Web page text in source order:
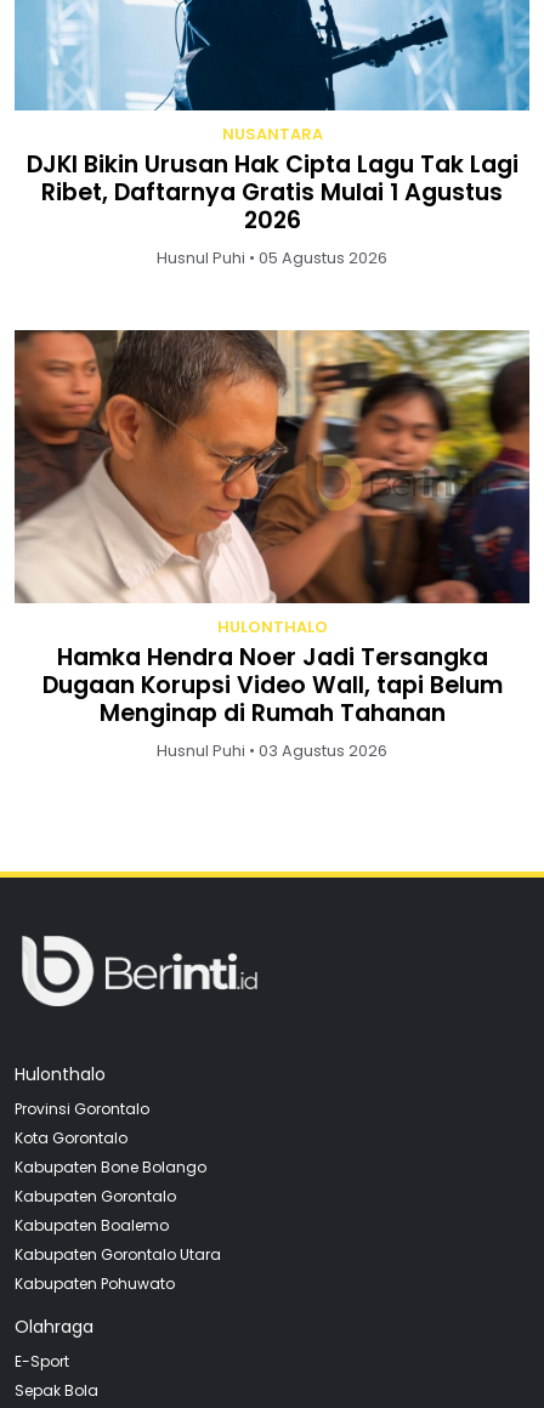
NUSANTARA
DJKI Bikin Urusan Hak Cipta Lagu Tak Lagi
Ribet, Daftarnya Gratis Mulai 1 Agustus
2026
Husnul Puhi • 05 Agustus 2026
HULONTHALO
Hamka Hendra Noer Jadi Tersangka
Dugaan Korupsi Video Wall, tapi Belum
Menginap di Rumah Tahanan
Husnul Puhi • 03 Agustus 2026
Hulonthalo
Provinsi Gorontalo
Kota Gorontalo
Kabupaten Bone Bolango
Kabupaten Gorontalo
Kabupaten Boalemo
Kabupaten Gorontalo Utara
Kabupaten Pohuwato
Olahraga
E-Sport
Sepak Bola